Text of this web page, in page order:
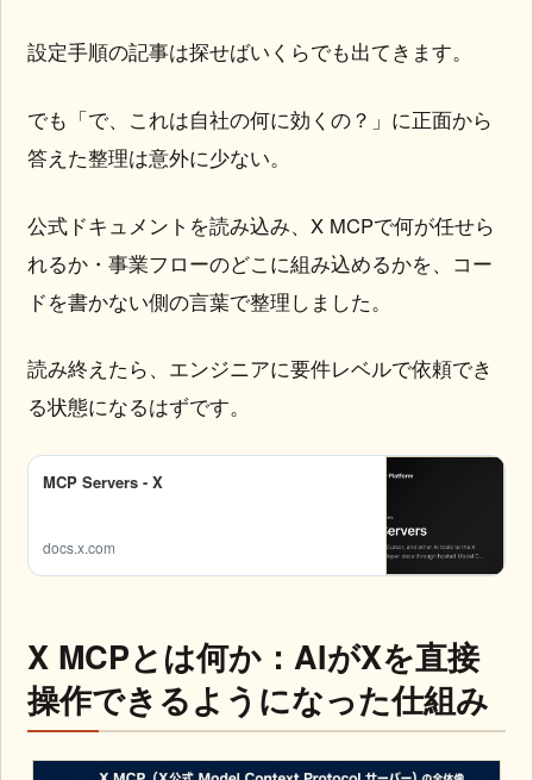
設定手順の記事は探せばいくらでも出てきます。
でも「で、これは自社の何に効くの？」に正面から
答えた整理は意外に少ない。
公式ドキュメントを読み込み、X MCPで何が任せら
れるか・事業フローのどこに組み込めるかを、コー
ドを書かない側の言葉で整理しました。
読み終えたら、エンジニアに要件レベルで依頼でき
る状態になるはずです。
MCP Servers - X
docs.x.com
X MCPとは何か：AIがXを直接
操作できるようになった仕組み